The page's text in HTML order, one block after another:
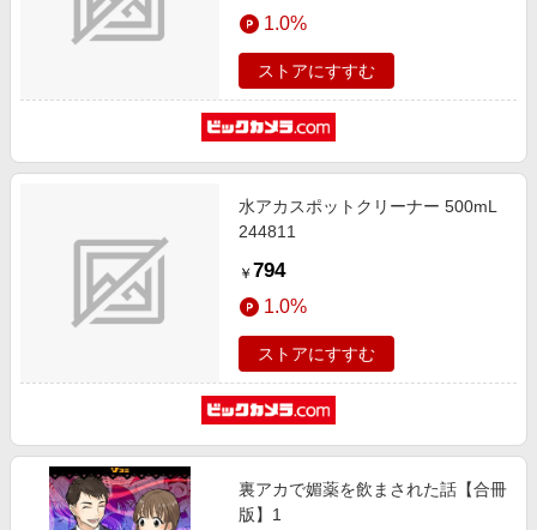
1.0%
ストアにすすむ
水アカスポットクリーナー 500mL
244811
￥ 794
1.0%
ストアにすすむ
裏アカで媚薬を飲まされた話【合冊
版】1